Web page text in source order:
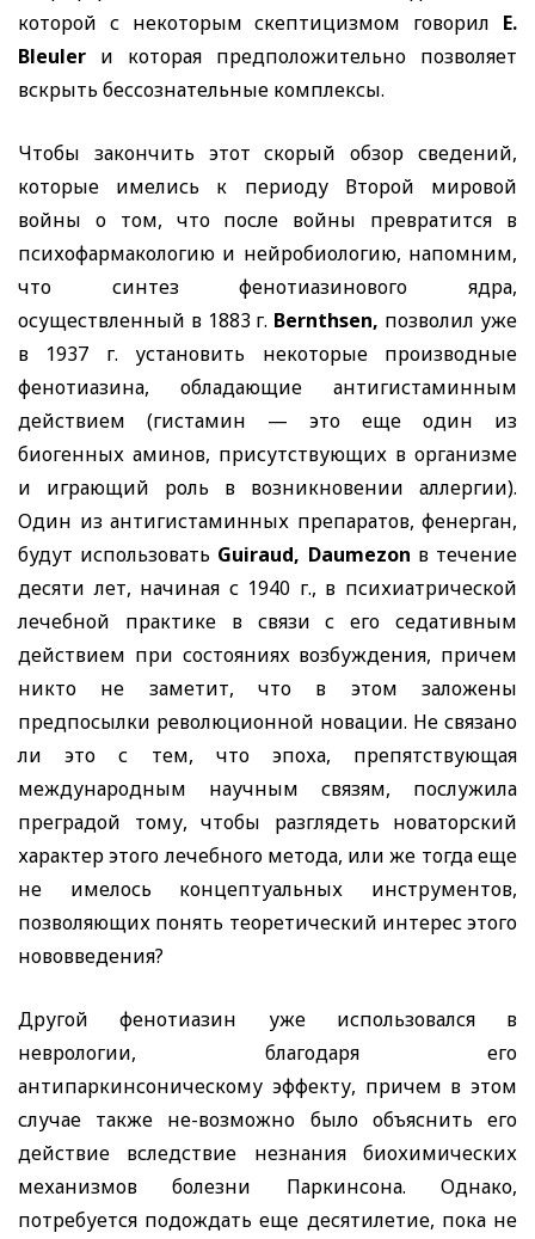
которой с некоторым скептицизмом говорил E.
Bleuler и которая предположительно позволяет
вскрыть бессознательные комплексы.
Чтобы закончить этот скорый обзор сведений,
которые имелись к периоду Второй мировой
войны о том, что после войны превратится в
психофармакологию и нейробиологию, напомним,
что синтез фенотиазинового ядра,
осуществленный в 1883 г. Bernthsen, позволил уже
в 1937 г. установить некоторые производные
фенотиазина, обладающие антигистаминным
действием (гистамин — это еще один из
биогенных аминов, присутствующих в организме
и играющий роль в возникновении аллергии).
Один из антигистаминных препаратов, фенерган,
будут использовать Guiraud, Daumezon в течение
десяти лет, начиная с 1940 г., в психиатрической
лечебной практике в связи с его седативным
действием при состояниях возбуждения, причем
никто не заметит, что в этом заложены
предпосылки революционной новации. Не связано
ли это с тем, что эпоха, препятствующая
международным научным связям, послужила
преградой тому, чтобы разглядеть новаторский
характер этого лечебного метода, или же тогда еще
не имелось концептуальных инструментов,
позволяющих понять теоретический интерес этого
нововведения?
Другой фенотиазин уже использовался в
неврологии, благодаря его
антипаркинсоническому эффекту, причем в этом
случае также не-возможно было объяснить его
действие вследствие незнания биохимических
механизмов болезни Паркинсона. Однако,
потребуется подождать еще десятилетие, пока не